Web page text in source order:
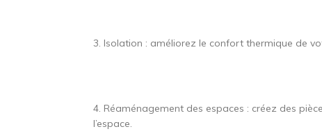
3. Isolation : améliorez le confort thermique de
4. Réaménagement des espaces : créez des
l’espace.